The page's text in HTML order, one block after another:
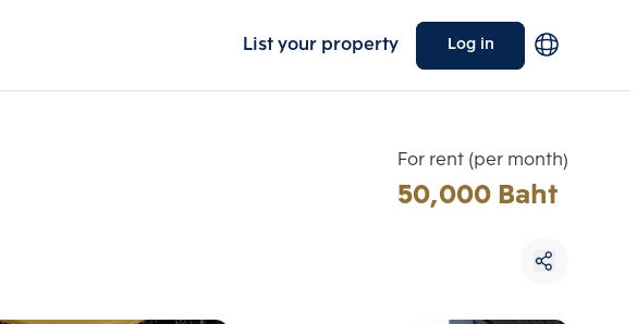
List your property Log in
For rent (per month)
50,000 Baht